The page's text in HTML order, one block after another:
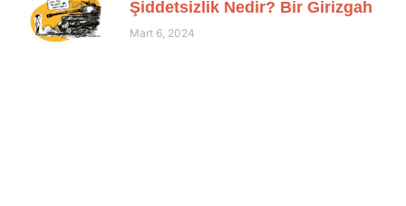
Şiddetsizlik Nedir? Bir Girizgah
Mart 6, 2024